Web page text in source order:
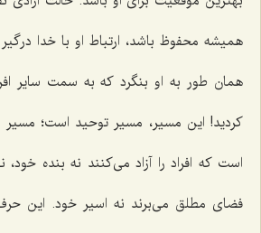
همیشه محفوظ باشد، ارتباط او با خدا درگیر
همان طور به او بنگرد كه به سمت سایر
كردید! این مسیر، مسیر توحید است؛ مسیر
است كه افراد را آزاد می‌كنند نه بنده خود،
فضای مطلق می‌برند نه اسیر خود. این